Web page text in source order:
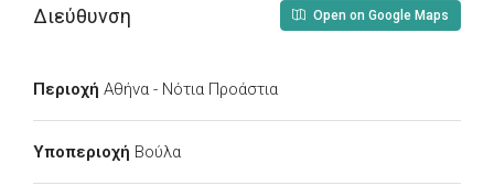
Διεύθυνση Open on Google Maps
Περιοχή Αθήνα - Νότια Προάστια
Υποπεριοχή Βούλα